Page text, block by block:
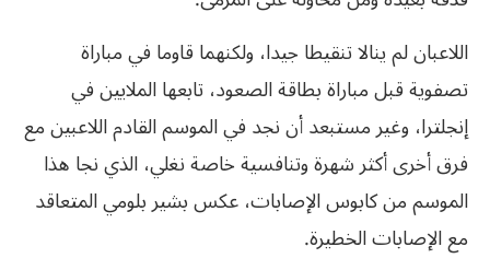
اللاعبان لم ينالا تنقيطا جيدا، ولكنهما قاوما في مباراة
تصفوية قبل مباراة بطاقة الصعود، تابعها الملايين في
إنجلترا، وغير مستبعد أن نجد في الموسم القادم اللاعبين مع
فرق أخرى أكثر شهرة وتنافسية خاصة نغلي، الذي نجا هذا
الموسم من كابوس الإصابات، عكس بشير بلومي المتعاقد
مع الإصابات الخطيرة.